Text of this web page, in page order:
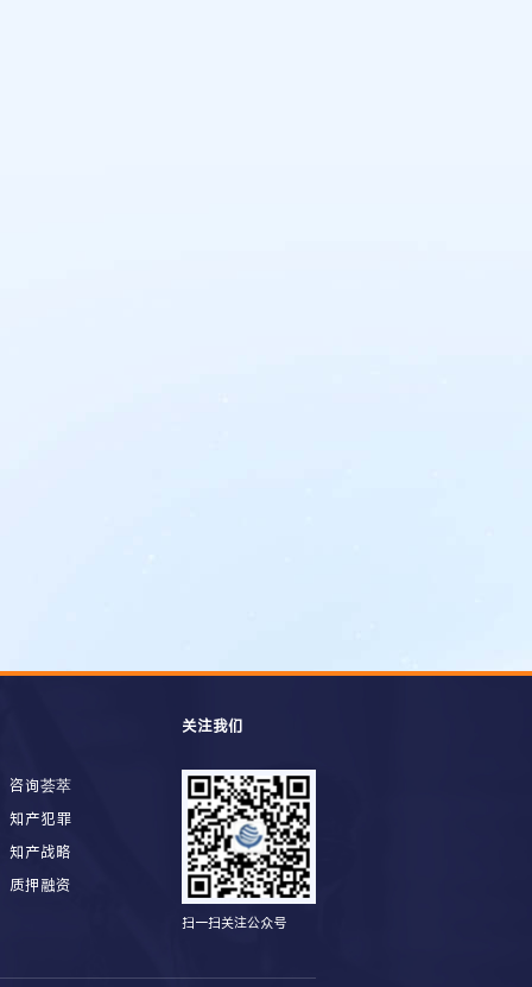
咨询荟萃
知产犯罪
知产战略
质押融资
关注我们
扫一扫关注公众号